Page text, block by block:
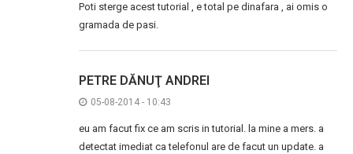
Poti sterge acest tutorial , e total pe dinafara , ai omis o
gramada de pasi.
PETRE DĂNUŢ ANDREI
05-08-2014 - 10:43
eu am facut fix ce am scris in tutorial. la mine a mers. a
detectat imediat ca telefonul are de facut un update. a